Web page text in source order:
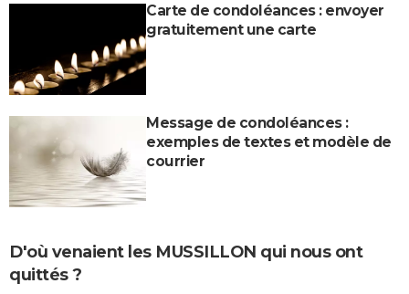
Carte de condoléances : envoyer
gratuitement une carte
Message de condoléances :
exemples de textes et modèle de
courrier
D'où venaient les MUSSILLON qui nous ont
quittés ?